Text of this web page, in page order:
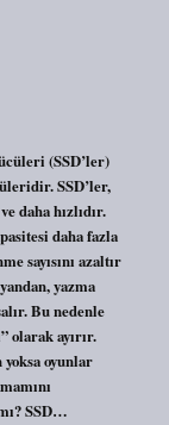
(SSD’ler)
SSD’ler,
daha hızlıdır.
daha fazla
sayısını azaltır
yazma
Bu nedenle
olarak ayırır.
yoksa oyunlar
SSD…